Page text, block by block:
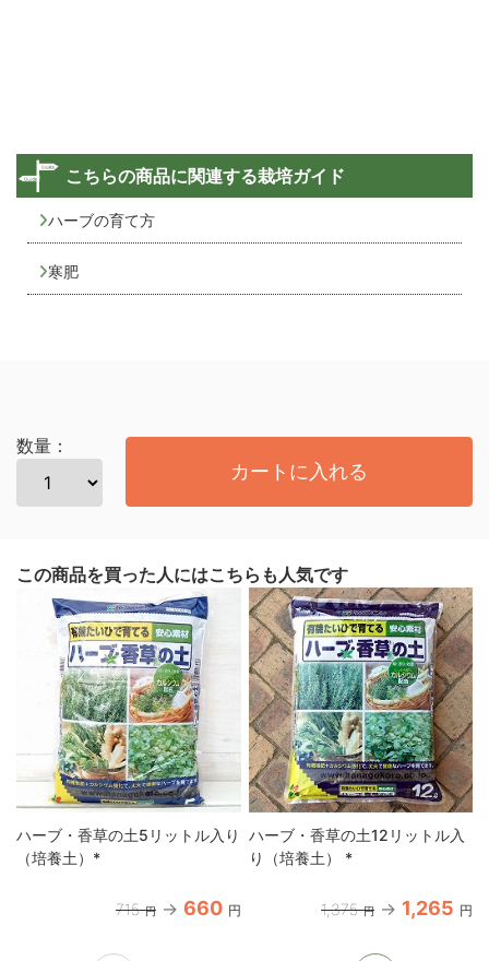
こちらの商品に関連する栽培ガイド
ハーブの育て方
寒肥
数量：
カートに入れる
この商品を買った人にはこちらも人気です
ハーブ・香草の土5リットル入り
（培養土）*
715 円 660 円
ハーブ・香草の土12リットル入
り（培養土） *
1,375 円 1,265 円